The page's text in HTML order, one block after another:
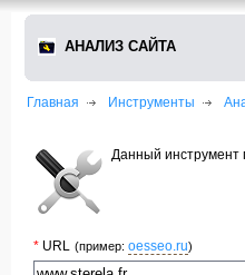
АНАЛИЗ САЙТА
Главная Инструменты
Данный инструмент
* URL (пример: oesseo.ru)